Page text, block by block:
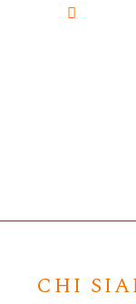
CHI